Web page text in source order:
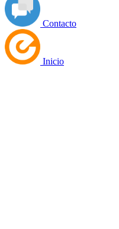
Contacto
Inicio